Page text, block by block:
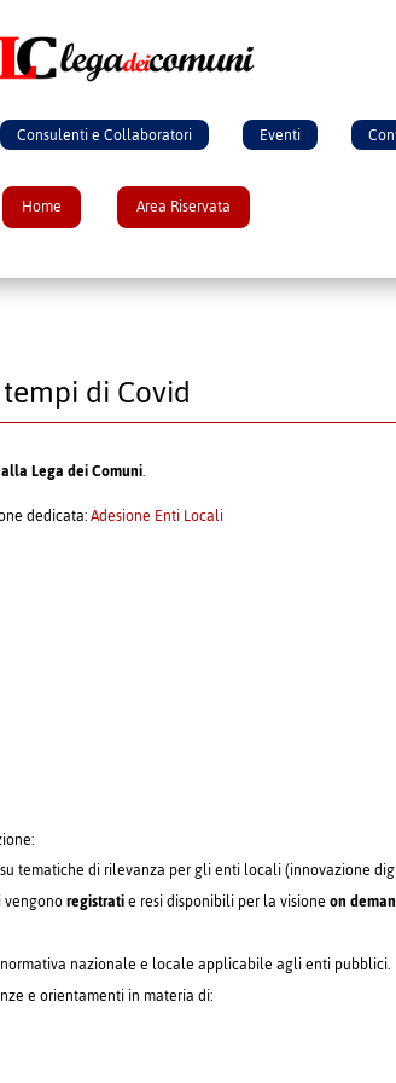
Consulenti e Collaboratori Eventi
Home Area Riservata
di Covid
Lega dei Comuni.
dedicata:Adesione Enti Locali
tematiche di rilevanza per gli enti locali (innovazione
vengonoregistratie resi disponibili per la visioneon
nazionale e locale applicabile agli enti pubblici.
e orientamenti in materia di: